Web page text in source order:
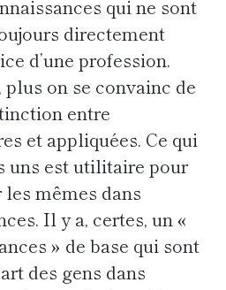
qui ne sont
directement
d’une profession.
on se convainc de
entre
et appliquées. Ce qui
uns est utilitaire pour
mêmes dans
Il y a, certes, un «
» de base qui sont
des gens dans